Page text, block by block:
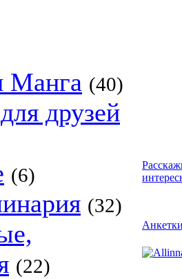
Манга (40)
друзей
(6)
(32)
(22)